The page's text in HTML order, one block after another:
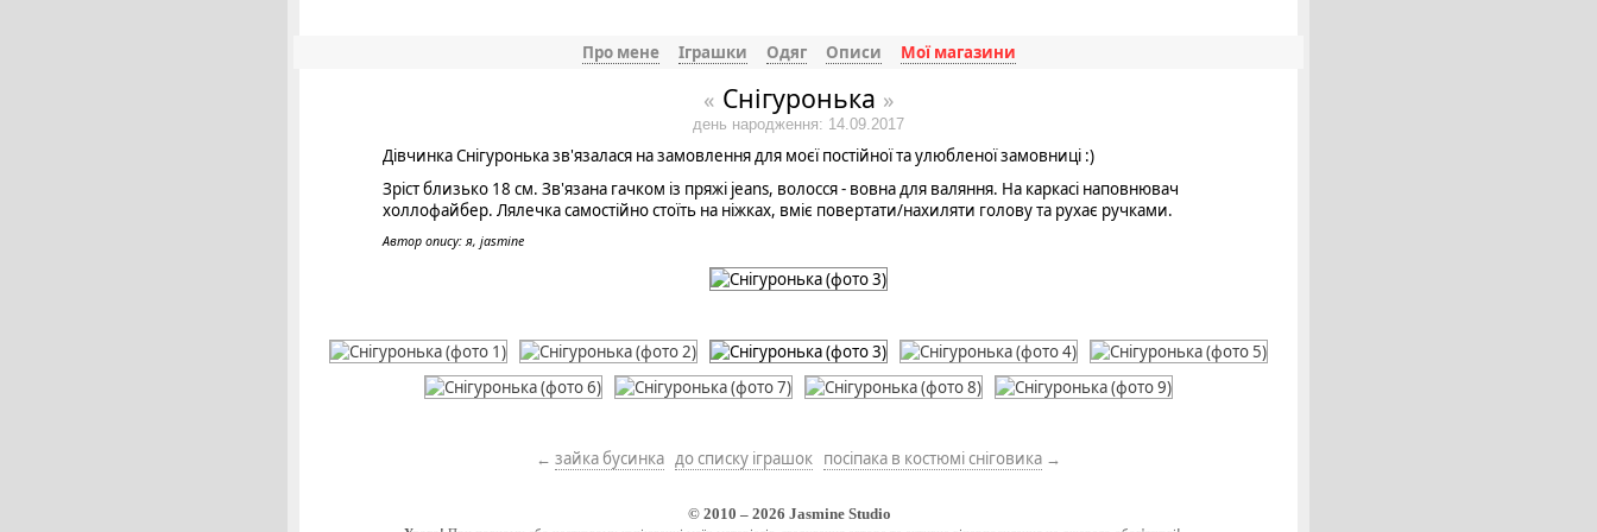
Про мене Іграшки Одяг Описи Мої магазини
« Снігуронька »
день народження: 14.09.2017
Дівчинка Снігуронька зв'язалася на замовлення для моєї постійної та улюбленої замовниці :)
Зріст близько 18 см. Зв'язана гачком із пряжі jeans, волосся - вовна для валяння. На каркасі наповнювач
холлофайбер. Лялечка самостійно стоїть на ніжках, вміє повертати/нахиляти голову та рухає ручками.
Автор опису: я, jasmine
← зайка бусинка до списку іграшок посіпака в костюмі сніговика →
© 2010 – 2026 Jasmine Studio